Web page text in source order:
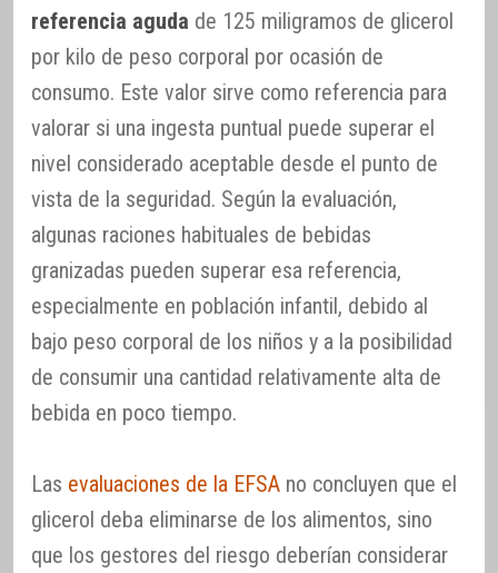
referencia aguda de 125 miligramos de glicerol
por kilo de peso corporal por ocasión de
consumo. Este valor sirve como referencia para
valorar si una ingesta puntual puede superar el
nivel considerado aceptable desde el punto de
vista de la seguridad. Según la evaluación,
algunas raciones habituales de bebidas
granizadas pueden superar esa referencia,
especialmente en población infantil, debido al
bajo peso corporal de los niños y a la posibilidad
de consumir una cantidad relativamente alta de
bebida en poco tiempo.
Las evaluaciones de la EFSA no concluyen que el
glicerol deba eliminarse de los alimentos, sino
que los gestores del riesgo deberían considerar